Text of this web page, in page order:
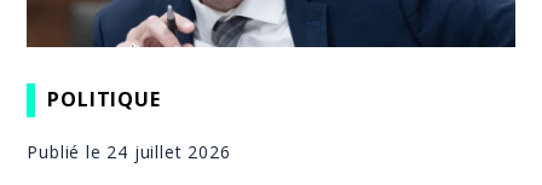
POLITIQUE
Publié le 24 juillet 2026